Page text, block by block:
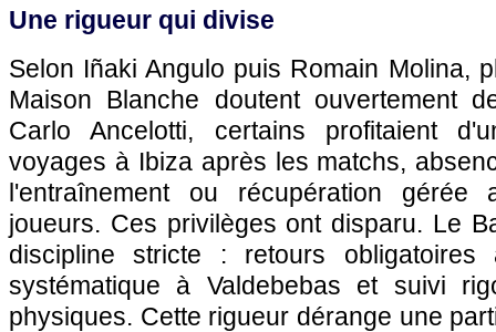
Une rigueur qui divise
Selon Iñaki Angulo puis Romain Molina,
Maison Blanche doutent ouvertement
Carlo Ancelotti, certains profitaient
voyages à Ibiza après les matchs,
l'entraînement ou récupération
joueurs. Ces privilèges ont disparu. Le
discipline stricte : retours obligatoires
systématique à Valdebebas et suivi
physiques. Cette rigueur dérange une